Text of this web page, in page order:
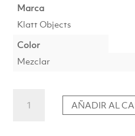
Marca
Klatt Objects
Color
Mezclar
Chisana
AÑADIR AL